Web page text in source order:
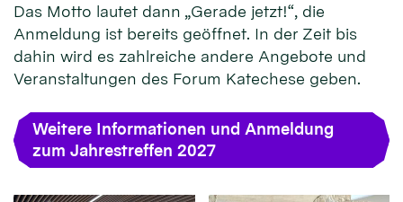
Das Motto lautet dann „Gerade jetzt!“, die
Anmeldung ist bereits geöffnet. In der Zeit bis
dahin wird es zahlreiche andere Angebote und
Veranstaltungen des Forum Katechese geben.
Weitere Informationen und Anmeldung
zum Jahrestreffen 2027